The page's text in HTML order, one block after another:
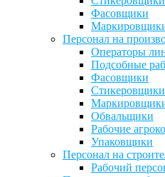
Фасовщики
Персонал на
Операторы
Подсобные
Фасовщики
Стикеровщики
Обвальщики
Рабочие
Упаковщики
Персонал на
Рабочий